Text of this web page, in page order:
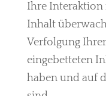
Ihre Interaktion
Inhalt
Verfolgung
eingebetteten
haben und auf